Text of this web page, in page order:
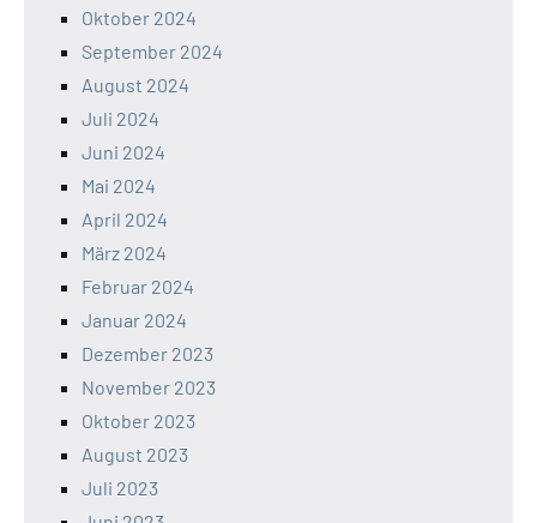
Oktober 2024
September 2024
August 2024
Juli 2024
Juni 2024
Mai 2024
April 2024
März 2024
Februar 2024
Januar 2024
Dezember 2023
November 2023
Oktober 2023
August 2023
Juli 2023